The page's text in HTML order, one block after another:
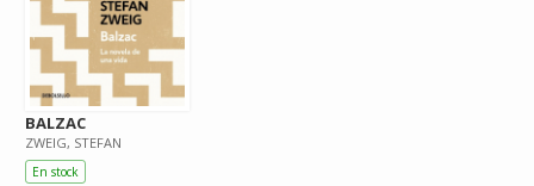
BALZAC
ZWEIG, STEFAN
En stock